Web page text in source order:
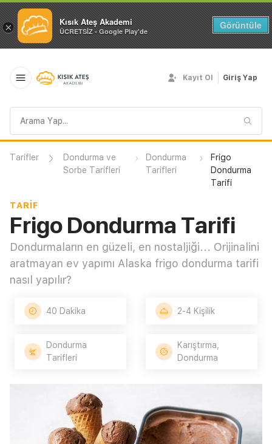
× Kısık Ateş Akademi
ÜCRETSİZ - Google Play'de
Görüntüle
sorgusu
Kayıt Ol Giriş Yap
Tarifler
Dondurma ve
Sorbe Tarifleri
Dondurma
Tarifleri
Frigo
Dondurma
Tarifi
TARIF
Frigo Dondurma Tarifi
Dondurmaların en güzeli, en nostaljiği... Orijinalini
aratmayan ev yapımı Alaska frigo dondurma tarifi
nasıl yapılır?
40 Dakika 2-4 Kişilik
Dondurma
Tarifleri
Karıştırma,
Dondurma